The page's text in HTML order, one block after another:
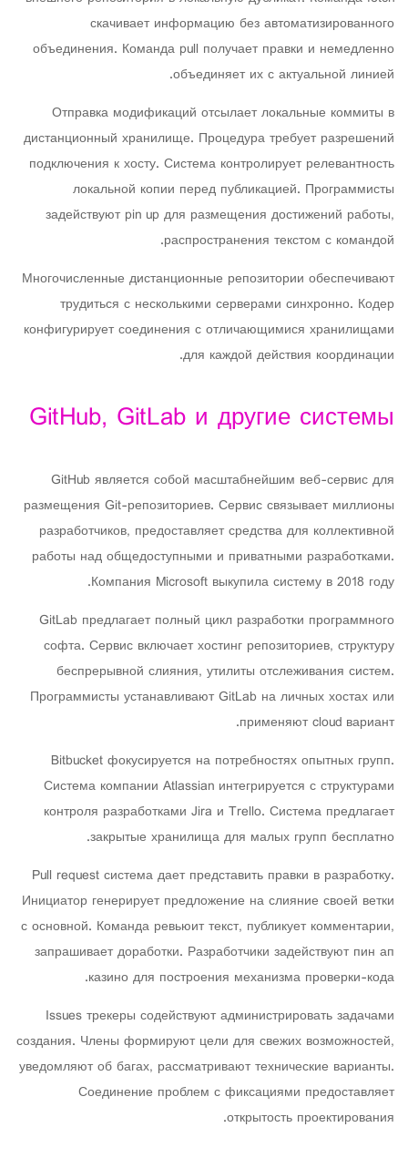
скачивает информацию без автоматизированного
объединения. Команда pull получает правки и немедленно
объединяет их с актуальной линией.
Отправка модификаций отсылает локальные коммиты в
дистанционный хранилище. Процедура требует разрешений
подключения к хосту. Система контролирует релевантность
локальной копии перед публикацией. Программисты
задействуют pin up для размещения достижений работы,
распространения текстом с командой.
Многочисленные дистанционные репозитории обеспечивают
трудиться с несколькими серверами синхронно. Кодер
конфигурирует соединения с отличающимися хранилищами
для каждой действия координации.
GitHub, GitLab и другие системы
GitHub является собой масштабнейшим веб-сервис для
размещения Git-репозиториев. Сервис связывает миллионы
разработчиков, предоставляет средства для коллективной
работы над общедоступными и приватными разработками.
Компания Microsoft выкупила систему в 2018 году.
GitLab предлагает полный цикл разработки программного
софта. Сервис включает хостинг репозиториев, структуру
беспрерывной слияния, утилиты отслеживания систем.
Программисты устанавливают GitLab на личных хостах или
применяют cloud вариант.
Bitbucket фокусируется на потребностях опытных групп.
Система компании Atlassian интегрируется с структурами
контроля разработками Jira и Trello. Система предлагает
закрытые хранилища для малых групп бесплатно.
Pull request система дает представить правки в разработку.
Инициатор генерирует предложение на слияние своей ветки
с основной. Команда ревьюит текст, публикует комментарии,
запрашивает доработки. Разработчики задействуют пин ап
казино для построения механизма проверки-кода.
Issues трекеры содействуют администрировать задачами
создания. Члены формируют цели для свежих возможностей,
уведомляют об багах, рассматривают технические варианты.
Соединение проблем с фиксациями предоставляет
открытость проектирования.